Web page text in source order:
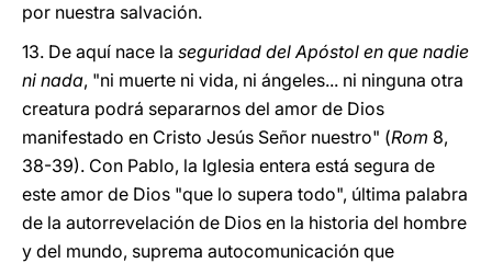
por nuestra salvación.
13. De aquí nace la seguridad del Apóstol en que nadie
ni nada, "ni muerte ni vida, ni ángeles... ni ninguna otra
creatura podrá separarnos del amor de Dios
manifestado en Cristo Jesús Señor nuestro" (Rom 8,
38-39). Con Pablo, la Iglesia entera está segura de
este amor de Dios "que lo supera todo", última palabra
de la autorrevelación de Dios en la historia del hombre
y del mundo, suprema autocomunicación que